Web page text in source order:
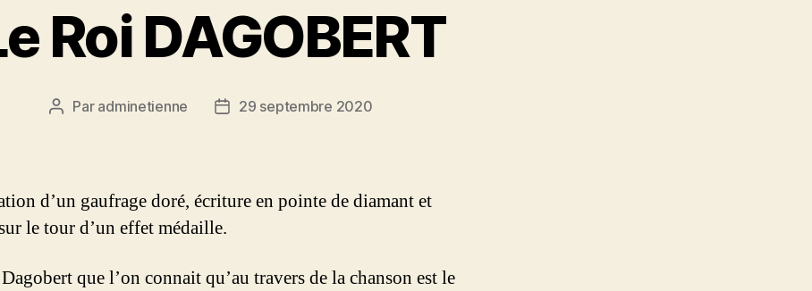
Roi DAGOBERT
Auteur
Par adminetienne
Date29 septembre 2020
d’un gaufrage doré, écriture en pointe de diamant et
le tour d’un effet médaille.
que l’on connait qu’au travers de la chanson est le